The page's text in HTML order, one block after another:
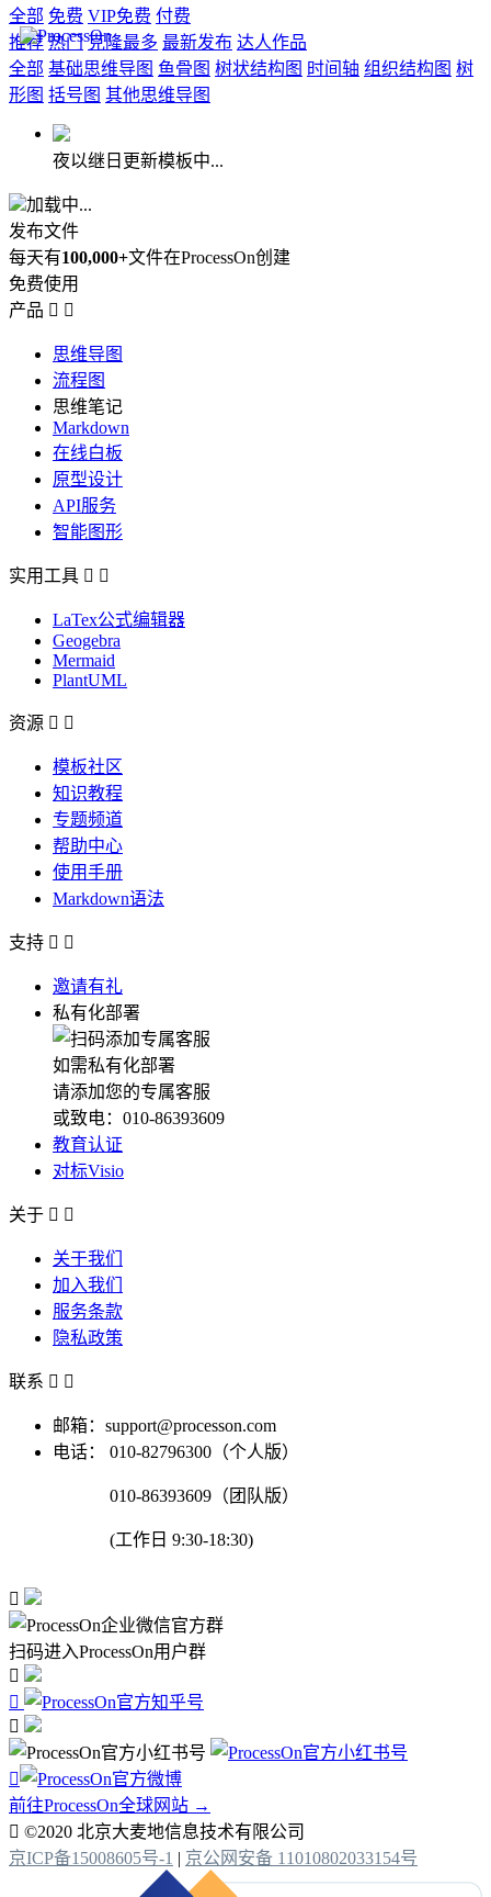
全部 免费 VIP免费 付费
推荐 热门 克隆最多 最新发布 达人作品
全部 基础思维导图 鱼骨图 树状结构图 时间轴 组织结构图 树
形图 括号图 其他思维导图
夜以继日更新模板中...
加载中...
发布文件
每天有100,000+文件在ProcessOn创建
免费使用
产品  
思维导图
流程图
思维笔记
Markdown
在线白板
原型设计
API服务
智能图形
实用工具  
LaTex公式编辑器
Geogebra
Mermaid
PlantUML
资源  
模板社区
知识教程
专题频道
帮助中心
使用手册
Markdown语法
支持  
邀请有礼
私有化部署
如需私有化部署
请添加您的专属客服
或致电：010-86393609
教育认证
对标Visio
关于  
关于我们
加入我们
服务条款
隐私政策
联系  
邮箱：support@processon.com
电话：
010-82796300（个人版）
010-86393609（团队版）
(工作日 9:30-18:30)

扫码进入ProcessOn用户群




前往ProcessOn全球网站 →
 ©2020 北京大麦地信息技术有限公司
京ICP备15008605号-1 | 京公网安备 11010802033154号